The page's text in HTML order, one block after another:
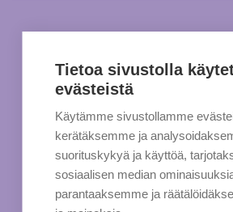
Tietoa sivustolla
evästeistä
Käytämme sivustollamme
kerätäksemme ja
suorituskykyä ja käyttöä,
sosiaalisen median
parantaaksemme ja